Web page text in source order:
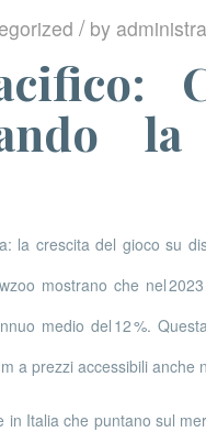
/ by
la
la crescita del gioco su
mostrano che nel
medio del 12 %.
a prezzi accessibili anche
Italia che puntano sul